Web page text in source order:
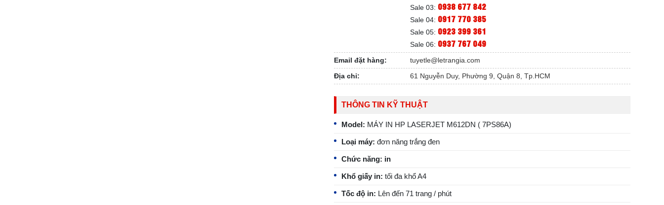
Sale 03: 0938 677 842
Sale 04: 0917 770 385
Sale 05: 0923 399 361
Sale 06: 0937 767 049
Email đặt hàng:
tuyetle@letrangia.com
Địa chỉ:
61 Nguyễn Duy, Phường 9, Quận 8, Tp.HCM
THÔNG TIN KỸ THUẬT
Model: MÁY IN HP LASERJET M612DN ( 7PS86A)
Loại máy: đơn năng trắng đen
Chức năng: in
Khổ giấy in: tối đa khổ A4
Tốc độ in: Lên đến 71 trang / phút